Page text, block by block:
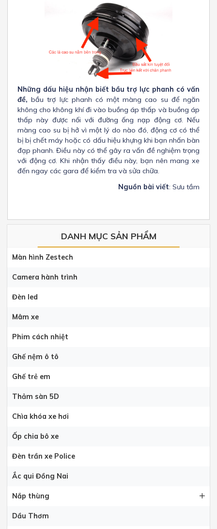
DANH MỤC SẢN PHẨM
Màn hình Zestech
Camera hành trình
Đèn led
Mâm xe
Phim cách nhiệt
Ghế nệm ô tô
Ghế trẻ em
Thảm sàn 5D
Chìa khóa xe hơi
Ốp chia bô xe
Đèn trần xe Police
Ắc qui Đồng Nai
Nắp thùng
Dầu Thơm
Những dấu hiệu nhận biết bầu trợ lực phanh có vấn
đề,bầu trợ lực phanh có một màng cao su để ngăn
không cho không khí đi vào buồng áp thấp và buồng áp
thấp này được nối với đường ống nạp động cơ. Nếu
màng cao su bị hở vì một lý do nào đó, động cơ có thể
bị bị chết máy hoặc có dấu hiệu khựng khi bạn nhấn bàn
đạp phanh. Điều này có thể gây ra vấn đề nghiệm trọng
với động cơ. Khi nhận thấy điều này, bạn nên mang xe
đến ngay các gara để kiểm tra và sửa chữa.
Nguồn bài viết: Sưu tầm